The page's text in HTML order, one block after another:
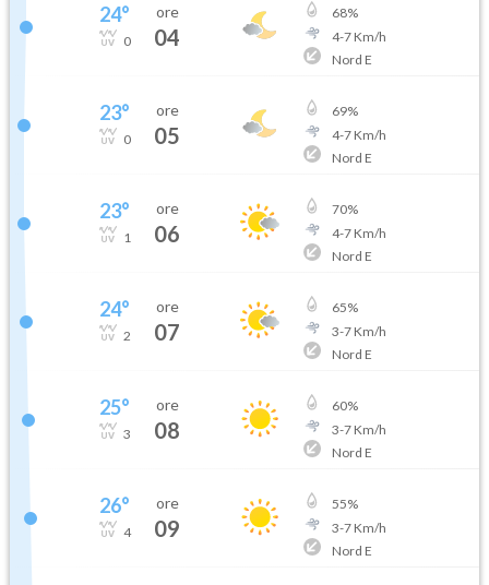
24°
0
ore
04
68%
4-7Km/h
Nord E
23°
0
ore
05
69%
4-7Km/h
Nord E
23°
1
ore
06
70%
4-7Km/h
Nord E
24°
2
ore
07
65%
3-7Km/h
Nord E
25°
3
ore
08
60%
3-7Km/h
Nord E
26°
4
ore
09
55%
3-7Km/h
Nord E